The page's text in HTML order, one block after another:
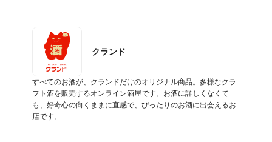
クランド
すべてのお酒が、クランドだけのオリジナル商品。多様なクラ
フト酒を販売するオンライン酒屋です。お酒に詳しくなくて
も、好奇心の向くままに直感で、ぴったりのお酒に出会えるお
店です。